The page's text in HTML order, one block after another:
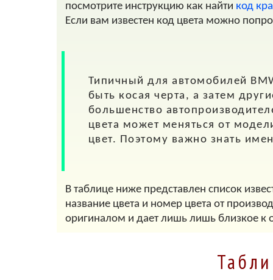
посмотрите инструкцию как найти код
Если вам известен код цвета можно
Типичный для автомобилей
быть косая черта, а затем
большенство
цвета может меняться от
цвет. Поэтому важно знать
В таблице ниже представлен список
название цвета и номер цвета от
оригиналом и дает лишь лишь близкое к